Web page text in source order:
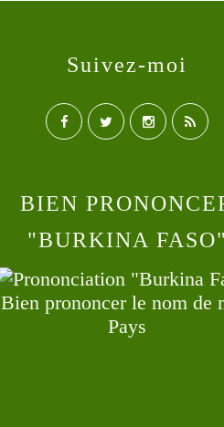
Suivez-moi
BIEN
"BURKINA FASO"
Bien prononcer le nom de
Pays